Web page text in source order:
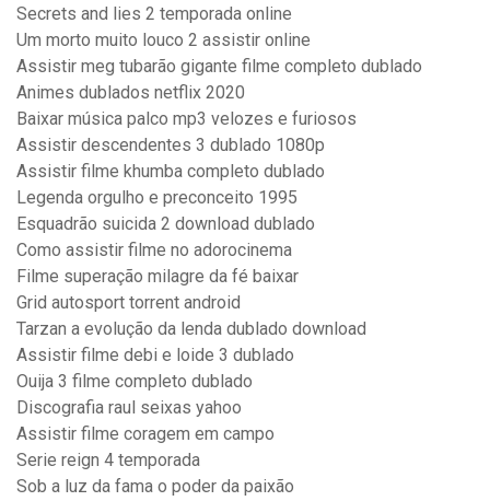
Secrets and lies 2 temporada online
Um morto muito louco 2 assistir online
Assistir meg tubarão gigante filme completo dublado
Animes dublados netflix 2020
Baixar música palco mp3 velozes e furiosos
Assistir descendentes 3 dublado 1080p
Assistir filme khumba completo dublado
Legenda orgulho e preconceito 1995
Esquadrão suicida 2 download dublado
Como assistir filme no adorocinema
Filme superação milagre da fé baixar
Grid autosport torrent android
Tarzan a evolução da lenda dublado download
Assistir filme debi e loide 3 dublado
Ouija 3 filme completo dublado
Discografia raul seixas yahoo
Assistir filme coragem em campo
Serie reign 4 temporada
Sob a luz da fama o poder da paixão